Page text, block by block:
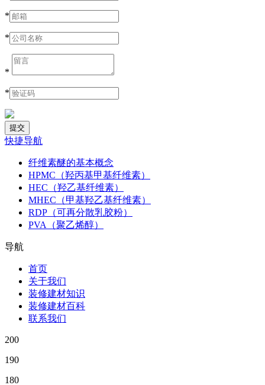
*
*
*
*
快捷导航
纤维素醚的基本概念
HPMC（羟丙基甲基纤维素）
HEC（羟乙基纤维素）
MHEC（甲基羟乙基纤维素）
RDP（可再分散乳胶粉）
PVA（聚乙烯醇）
导航
首页
关于我们
装修建材知识
装修建材百科
联系我们
200
190
180